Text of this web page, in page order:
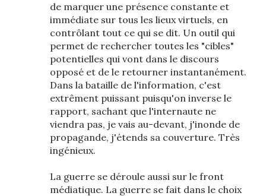
de marquer une présence constante et
immédiate sur tous les lieux virtuels, en
contrôlant tout ce qui se dit. Un outil qui
permet de rechercher toutes les "cibles"
potentielles qui vont dans le discours
opposé et de le retourner instantanément.
Dans la bataille de l'information, c'est
extrêment puissant puisqu'on inverse le
rapport, sachant que l'internaute ne
viendra pas, je vais au-devant, j'inonde de
propagande, j'étends sa couverture. Très
ingénieux.
La guerre se déroule aussi sur le front
médiatique. La guerre se fait dans le choix